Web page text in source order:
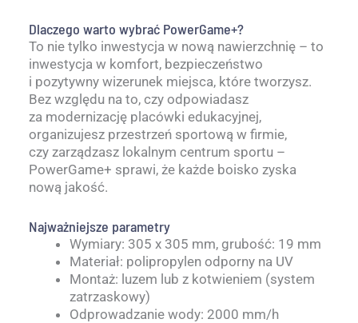
Dlaczego warto wybrać PowerGame+?
To nie tylko inwestycja w nową nawierzchnię – to
inwestycja w komfort, bezpieczeństwo
i pozytywny wizerunek miejsca, które tworzysz.
Bez względu na to, czy odpowiadasz
za modernizację placówki edukacyjnej,
organizujesz przestrzeń sportową w firmie,
czy zarządzasz lokalnym centrum sportu –
PowerGame+ sprawi, że każde boisko zyska
nową jakość.
Najważniejsze parametry
Wymiary: 305 x 305 mm, grubość: 19 mm
Materiał: polipropylen odporny na UV
Montaż: luzem lub z kotwieniem (system
zatrzaskowy)
Odprowadzanie wody: 2000 mm/h